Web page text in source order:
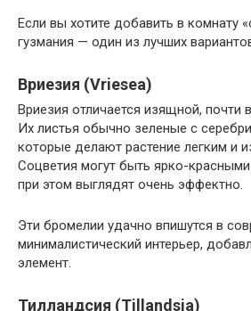
Если вы хотите добавить в комнату
гузмания — один из лучших
Вриезия (Vriesea)
Вриезия отличается изящной,
Их листья обычно зеленые с
которые делают растение легким и
Соцветия могут быть ярко-
при этом выглядят очень эффектно.
Эти бромелии удачно впишутся в
минималистический интерьер,
элемент.
Тилландсия (Tillandsia)